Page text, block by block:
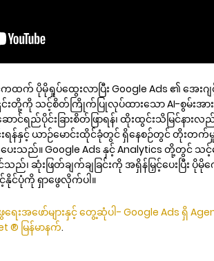
က် ပိုမိုရှုပ်ထွေးလာပြီး Google Ads ၏ အေးဂျ
င်းတို့ကို သင့်စိတ်ကြိုက်ပြုလုပ်ထားသော AI-စွမ်းအ
ာင်ရည်ပိုင်းခြားစိတ်ဖြာရန်၊ ထိုးထွင်းသိမြင်နားလ
င်းရန်နှင့် ယာဉ်မောင်းထိုင်ခုံတွင် ရှိနေစဉ်တွင် တိုးတ
းသည်။ Google Ads နှင့် Analytics တို့တွင် သင့်
ည်၊ ဆုံးဖြတ်ချက်ချခြင်းကို အရှိန်မြှင့်ပေးပြီး ပိုမို
င့်နိုင်ပုံကို ရှာဖွေလိုက်ပါ။
းအဖော်များနှင့် တွေ့ဆုံပါ- Google Ads ရှိ
® မြန်မာနက်.